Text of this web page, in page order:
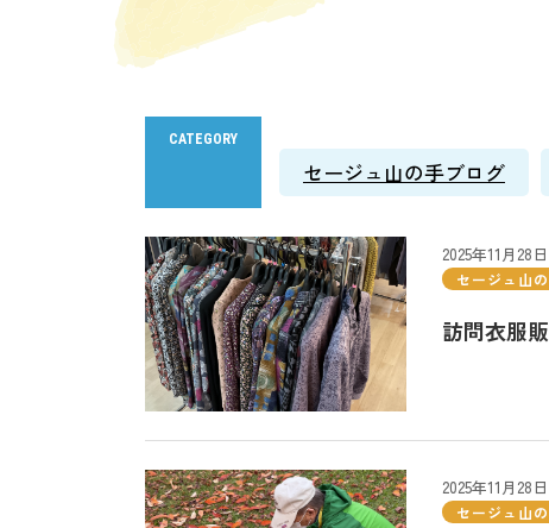
CATEGORY
セージュ山の手ブログ
2025年11月28日
セージュ山
訪問衣服
2025年11月28日
セージュ山